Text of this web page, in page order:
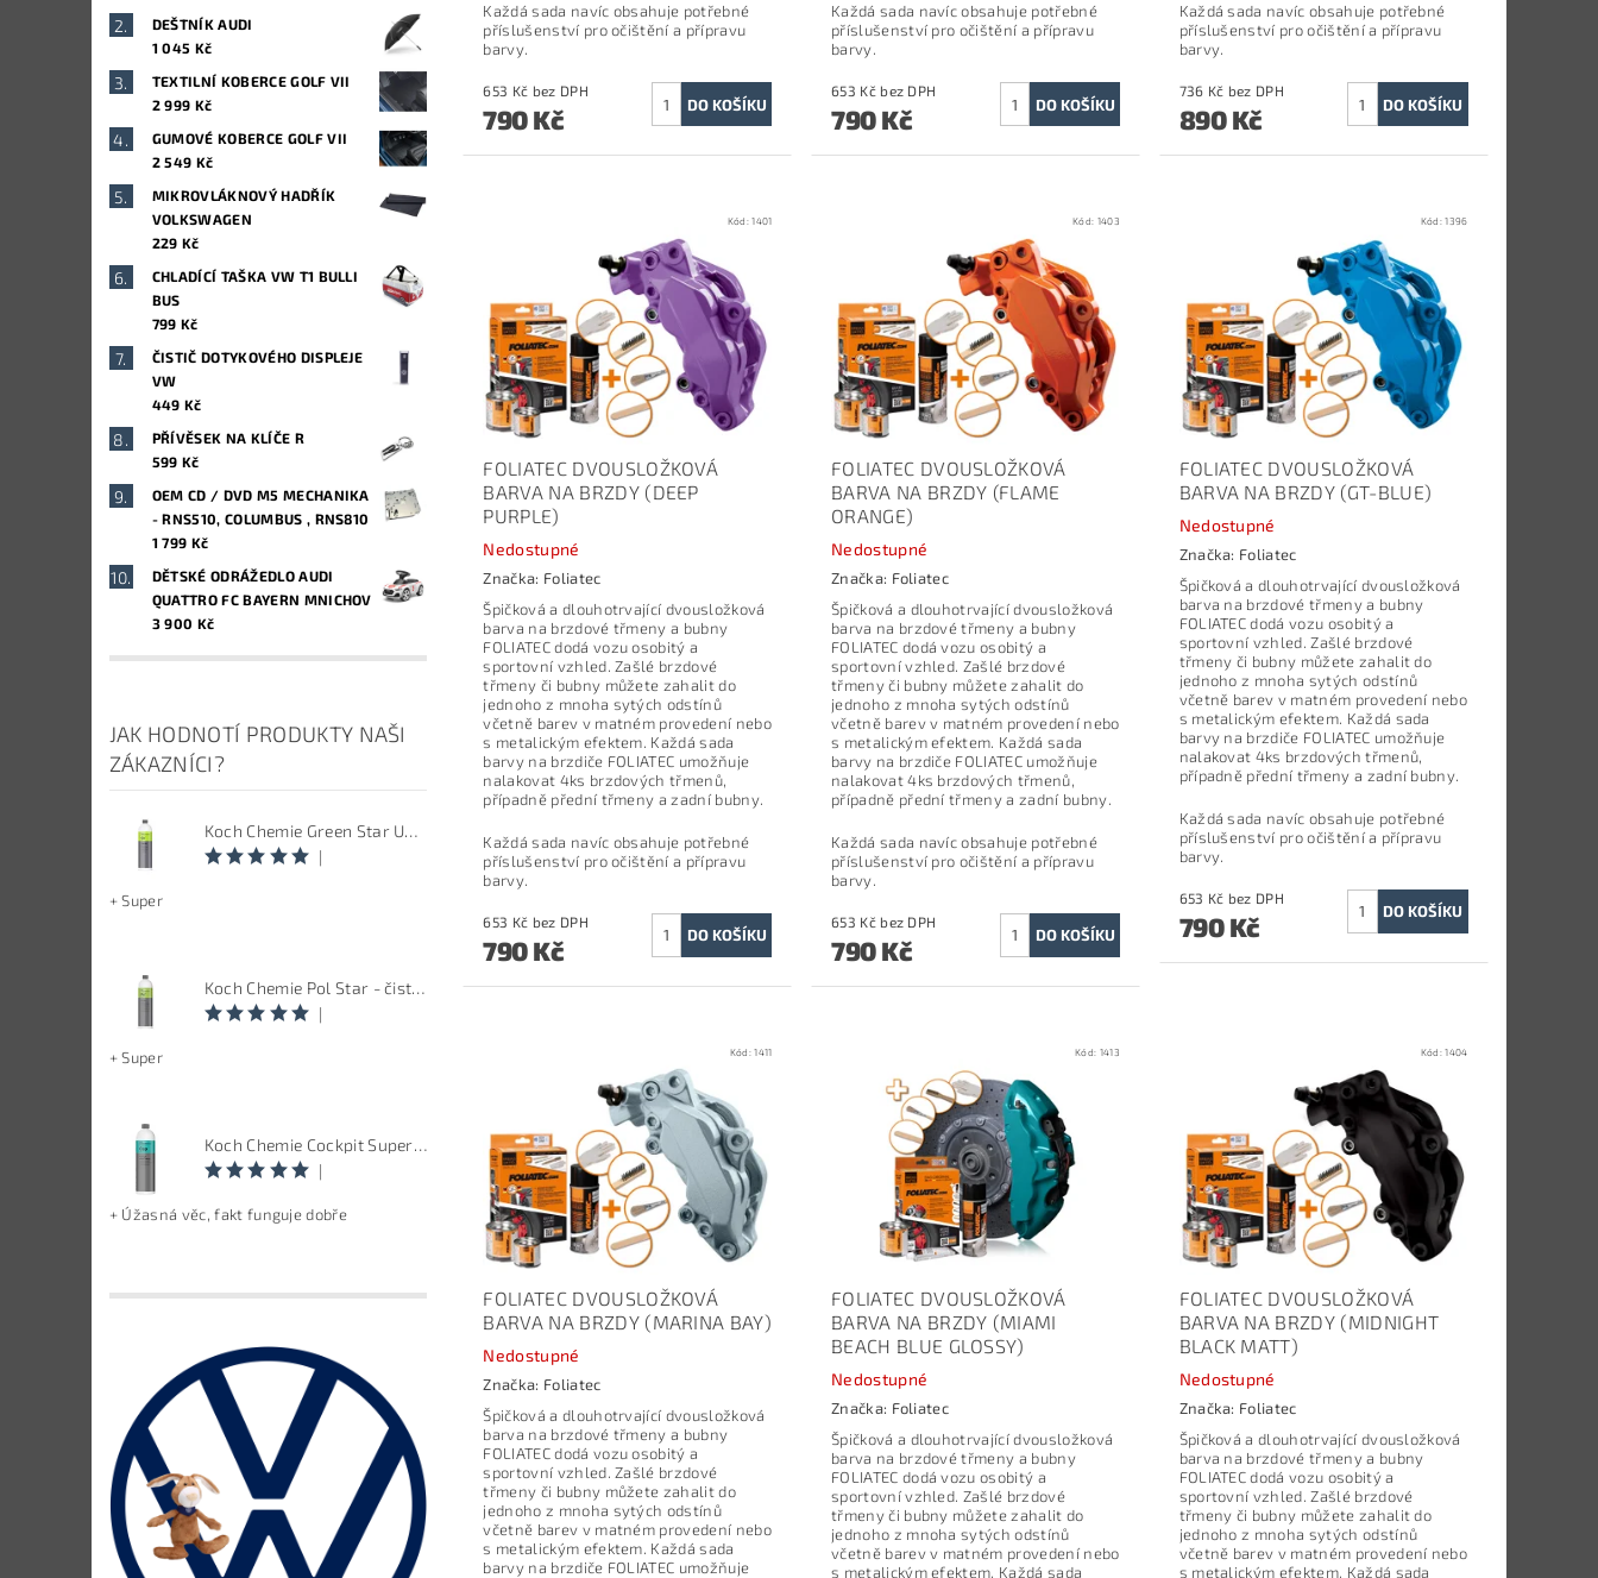
DEŠTNÍK AUDI
1 045 Kč
TEXTILNÍ KOBERCE GOLF VII
2 999 Kč
GUMOVÉ KOBERCE GOLF VII
2 549 Kč
MIKROVLÁKNOVÝ HADŘÍK
VOLKSWAGEN
229 Kč
CHLADÍCÍ TAŠKA VW T1 BULLI
BUS
799 Kč
ČISTIČ DOTYKOVÉHO DISPLEJE
VW
449 Kč
PŘÍVĚSEK NA KLÍČE R
599 Kč
OEM CD / DVD M5 MECHANIKA
- RNS510, COLUMBUS , RNS810
1 799 Kč
DĚTSKÉ ODRÁŽEDLO AUDI
QUATTRO FC BAYERN MNICHOV
3 900 Kč
JAK HODNOTÍ PRODUKTY NAŠI
ZÁKAZNÍCI?
Koch Chemie Green Star Univerzal - Univerzální čistič
|
+ Super
Koch Chemie Pol Star - čistič kůže, textilu a alcantary, objem 1 L
|
+ Super
Koch Chemie Cockpit Super Pflege - ošetření vnitřních plastů, objem: 1 L
|
+ Úžasná věc, fakt funguje dobře
Každá sada navíc obsahuje potřebné
příslušenství pro očištění a přípravu
barvy.
653 Kč bez DPH
790 Kč
Každá sada navíc obsahuje potřebné
příslušenství pro očištění a přípravu
barvy.
653 Kč bez DPH
790 Kč
Každá sada navíc obsahuje potřebné
příslušenství pro očištění a přípravu
barvy.
736 Kč bez DPH
890 Kč
Kód:1401
FOLIATEC DVOUSLOŽKOVÁ
BARVA NA BRZDY (DEEP
PURPLE)
Nedostupné
Značka: Foliatec
Špičková a dlouhotrvající dvousložková
barva na brzdové třmeny a bubny
FOLIATEC dodá vozu osobitý a
sportovní vzhled. Zašlé brzdové
třmeny či bubny můžete zahalit do
jednoho z mnoha sytých odstínů
včetně barev v matném provedení nebo
s metalickým efektem. Každá sada
barvy na brzdiče FOLIATEC umožňuje
nalakovat 4ks brzdových třmenů,
případně přední třmeny a zadní bubny.
Každá sada navíc obsahuje potřebné
příslušenství pro očištění a přípravu
barvy.
653 Kč bez DPH
790 Kč
Kód: 1403
FOLIATEC DVOUSLOŽKOVÁ
BARVA NA BRZDY (FLAME
ORANGE)
Nedostupné
Značka: Foliatec
Špičková a dlouhotrvající dvousložková
barva na brzdové třmeny a bubny
FOLIATEC dodá vozu osobitý a
sportovní vzhled. Zašlé brzdové
třmeny či bubny můžete zahalit do
jednoho z mnoha sytých odstínů
včetně barev v matném provedení nebo
s metalickým efektem. Každá sada
barvy na brzdiče FOLIATEC umožňuje
nalakovat 4ks brzdových třmenů,
případně přední třmeny a zadní bubny.
Každá sada navíc obsahuje potřebné
příslušenství pro očištění a přípravu
barvy.
653 Kč bez DPH
790 Kč
Kód:1396
FOLIATEC DVOUSLOŽKOVÁ
BARVA NA BRZDY (GT-BLUE)
Nedostupné
Značka: Foliatec
Špičková a dlouhotrvající dvousložková
barva na brzdové třmeny a bubny
FOLIATEC dodá vozu osobitý a
sportovní vzhled. Zašlé brzdové
třmeny či bubny můžete zahalit do
jednoho z mnoha sytých odstínů
včetně barev v matném provedení nebo
s metalickým efektem. Každá sada
barvy na brzdiče FOLIATEC umožňuje
nalakovat 4ks brzdových třmenů,
případně přední třmeny a zadní bubny.
Každá sada navíc obsahuje potřebné
příslušenství pro očištění a přípravu
barvy.
653 Kč bez DPH
790 Kč
Kód:1411
FOLIATEC DVOUSLOŽKOVÁ
BARVA NA BRZDY (MARINA BAY)
Nedostupné
Značka: Foliatec
Špičková a dlouhotrvající dvousložková
barva na brzdové třmeny a bubny
FOLIATEC dodá vozu osobitý a
sportovní vzhled. Zašlé brzdové
třmeny či bubny můžete zahalit do
jednoho z mnoha sytých odstínů
včetně barev v matném provedení nebo
s metalickým efektem. Každá sada
barvy na brzdiče FOLIATEC umožňuje
Kód: 1413
FOLIATEC DVOUSLOŽKOVÁ
BARVA NA BRZDY (MIAMI
BEACH BLUE GLOSSY)
Nedostupné
Značka: Foliatec
Špičková a dlouhotrvající dvousložková
barva na brzdové třmeny a bubny
FOLIATEC dodá vozu osobitý a
sportovní vzhled. Zašlé brzdové
třmeny či bubny můžete zahalit do
jednoho z mnoha sytých odstínů
včetně barev v matném provedení nebo
s metalickým efektem. Každá sada
Kód:1404
FOLIATEC DVOUSLOŽKOVÁ
BARVA NA BRZDY (MIDNIGHT
BLACK MATT)
Nedostupné
Značka: Foliatec
Špičková a dlouhotrvající dvousložková
barva na brzdové třmeny a bubny
FOLIATEC dodá vozu osobitý a
sportovní vzhled. Zašlé brzdové
třmeny či bubny můžete zahalit do
jednoho z mnoha sytých odstínů
včetně barev v matném provedení nebo
s metalickým efektem. Každá sada